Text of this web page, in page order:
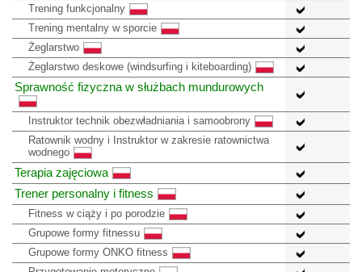
Trening funkcjonalny
Trening mentalny w sporcie
Żeglarstwo
Żeglarstwo deskowe (windsurfing i kiteboarding)
Sprawność fizyczna w służbach mundurowych
Instruktor technik obezwładniania i samoobrony
Ratownik wodny i Instruktor w zakresie ratownictwa
wodnego
Terapia zajęciowa
Trener personalny i fitness
Fitness w ciąży i po porodzie
Grupowe formy fitnessu
Grupowe formy ONKO fitness